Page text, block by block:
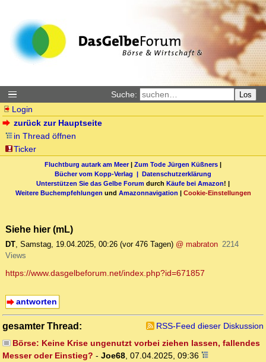
Suche: Los
Login
zurück zur Hauptseite
in Thread öffnen
Ticker
Fluchtburg autark am Meer| Zum Tode Jürgen Küßners |
Bücher vom Kopp-Verlag | Datenschutzerklärung
Unterstützen Sie das Gelbe Forum durch Käufe bei Amazon! |
Weitere Buchempfehlungen und Amazonnavigation | Cookie-Einstellungen
Siehe hier (mL)
DT, Samstag, 19.04.2025, 00:26 (vor 476 Tagen) @ mabraton 2214
Views
https://www.dasgelbeforum.net/index.php?id=671857
antworten
gesamter Thread:
RSS-Feed dieser Diskussion
Börse: Keine Krise ungenutzt vorbei ziehen lassen, fallendes
Messer oder Einstieg? - Joe68, 07.04.2025, 09:36